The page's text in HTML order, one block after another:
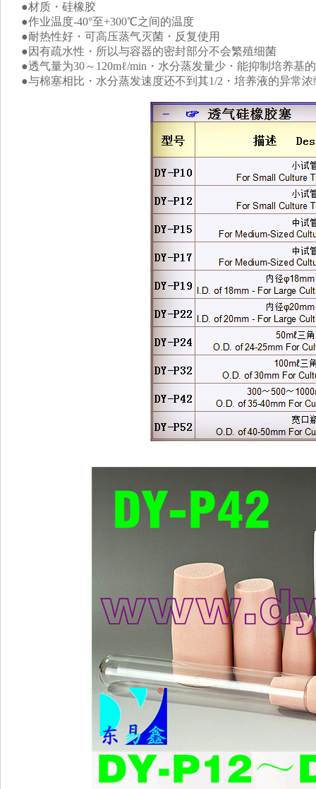
●材质・硅橡胶
●作业温度-40°至+300℃之间的温度
●耐热性好・可高压蒸气灭菌・反复使用
●因有疏水性・所以与容器的密封部分不会繁殖细菌
●透气量为30～120mℓ/min・水分蒸发量少・能抑制培养基
●与棉塞相比・水分蒸发速度还不到其1/2・培养液的异常